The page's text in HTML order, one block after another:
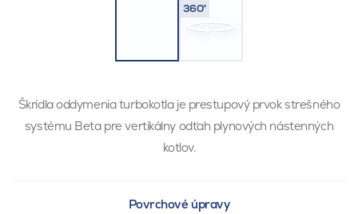
360°
Škridla oddymenia turbokotla je prestupový prvok strešného
systému Beta pre vertikálny odťah plynových nástenných
kotlov.
Povrchové úpravy